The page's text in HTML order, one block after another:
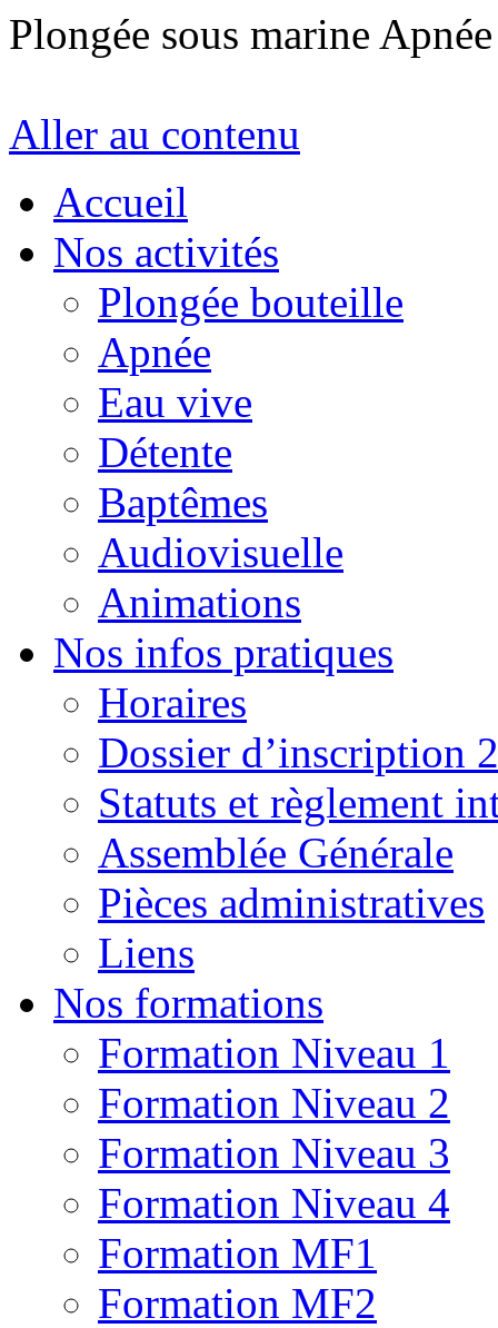
Plongée sous marine
Aller au contenu
Accueil
Nos activités
Plongée bouteille
Apnée
Eau vive
Détente
Baptêmes
Audiovisuelle
Animations
Nos infos pratiques
Horaires
Dossier d’inscription
Statuts et règlement
Assemblée Générale
Pièces administratives
Liens
Nos formations
Formation Niveau 1
Formation Niveau 2
Formation Niveau 3
Formation Niveau 4
Formation MF1
Formation MF2